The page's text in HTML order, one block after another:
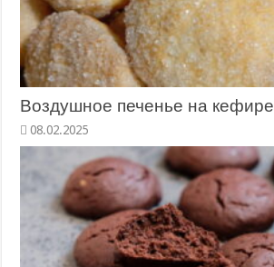
Воздушное печенье на кефире